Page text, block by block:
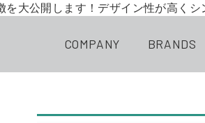
大公開します！デザイン性が高く
COMPANY BRANDS